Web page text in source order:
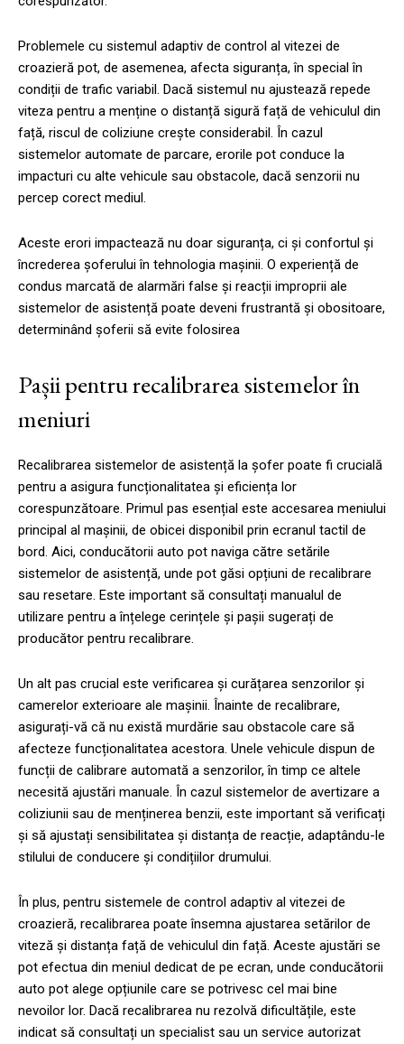
Problemele cu sistemul adaptiv de control al vitezei de
croazieră pot, de asemenea, afecta siguranța, în special în
condiții de trafic variabil. Dacă sistemul nu ajustează repede
viteza pentru a menține o distanță sigură față de vehiculul din
față, riscul de coliziune crește considerabil. În cazul
sistemelor automate de parcare, erorile pot conduce la
impacturi cu alte vehicule sau obstacole, dacă senzorii nu
percep corect mediul.
Aceste erori impactează nu doar siguranța, ci și confortul și
încrederea șoferului în tehnologia mașinii. O experiență de
condus marcată de alarmări false și reacții improprii ale
sistemelor de asistență poate deveni frustrantă și obositoare,
determinând șoferii să evite folosirea
Pașii pentru recalibrarea sistemelor în
meniuri
Recalibrarea sistemelor de asistență la șofer poate fi crucială
pentru a asigura funcționalitatea și eficiența lor
corespunzătoare. Primul pas esențial este accesarea meniului
principal al mașinii, de obicei disponibil prin ecranul tactil de
bord. Aici, conducătorii auto pot naviga către setările
sistemelor de asistență, unde pot găsi opțiuni de recalibrare
sau resetare. Este important să consultați manualul de
utilizare pentru a înțelege cerințele și pașii sugerați de
producător pentru recalibrare.
Un alt pas crucial este verificarea și curățarea senzorilor și
camerelor exterioare ale mașinii. Înainte de recalibrare,
asigurați-vă că nu există murdărie sau obstacole care să
afecteze funcționalitatea acestora. Unele vehicule dispun de
funcții de calibrare automată a senzorilor, în timp ce altele
necesită ajustări manuale. În cazul sistemelor de avertizare a
coliziunii sau de menținerea benzii, este important să verificați
și să ajustați sensibilitatea și distanța de reacție, adaptându-le
stilului de conducere și condițiilor drumului.
În plus, pentru sistemele de control adaptiv al vitezei de
croazieră, recalibrarea poate însemna ajustarea setărilor de
viteză și distanța față de vehiculul din față. Aceste ajustări se
pot efectua din meniul dedicat de pe ecran, unde conducătorii
auto pot alege opțiunile care se potrivesc cel mai bine
nevoilor lor. Dacă recalibrarea nu rezolvă dificultățile, este
indicat să consultați un specialist sau un service autorizat